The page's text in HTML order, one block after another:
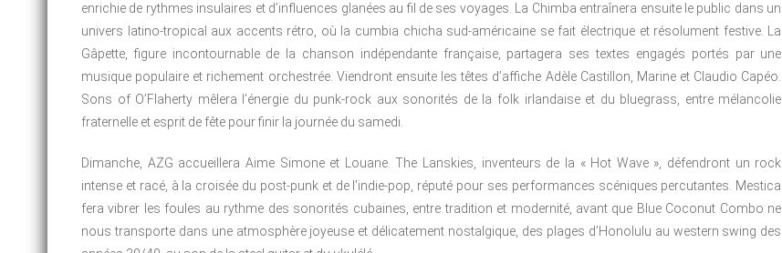
enrichie de rythmes insulaires et d’influences glanées au fil de ses voyages. La Chimba entraînera ensuite le public dans un
univers latino-tropical aux accents rétro, où la cumbia chicha sud-américaine se fait électrique et résolument festive. La
Gâpette, figure incontournable de la chanson indépendante française, partagera ses textes engagés portés par une
musique populaire et richement orchestrée. Viendront ensuite les têtes d’affiche Adèle Castillon, Marine et Claudio Capéo.
Sons of O’Flaherty mêlera l’énergie du punk-rock aux sonorités de la folk irlandaise et du bluegrass, entre mélancolie
fraternelle et esprit de fête pour finir la journée du samedi.
Dimanche, AZG accueillera Aime Simone et Louane. The Lanskies, inventeurs de la « Hot Wave », défendront un rock
intense et racé, à la croisée du post-punk et de l’indie-pop, réputé pour ses performances scéniques percutantes. Mestica
fera vibrer les foules au rythme des sonorités cubaines, entre tradition et modernité, avant que Blue Coconut Combo ne
nous transporte dans une atmosphère joyeuse et délicatement nostalgique, des plages d’Honolulu au western swing des